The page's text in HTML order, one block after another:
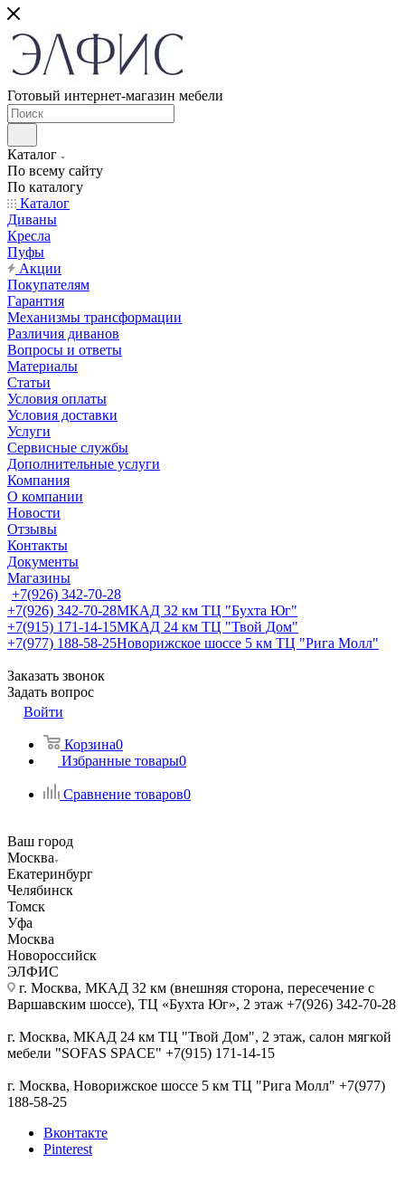
Готовый интернет-магазин мебели
Каталог
По всему сайту
По каталогу
Каталог
Диваны
Кресла
Пуфы
Акции
Покупателям
Гарантия
Механизмы трансформации
Различия диванов
Вопросы и ответы
Материалы
Статьи
Условия оплаты
Условия доставки
Услуги
Сервисные службы
Дополнительные услуги
Компания
О компании
Новости
Отзывы
Контакты
Документы
Магазины
+7(926) 342-70-28
+7(926) 342-70-28МКАД 32 км ТЦ "Бухта Юг"
+7(915) 171-14-15МКАД 24 км ТЦ "Твой Дом"
+7(977) 188-58-25Новорижское шоссе 5 км ТЦ "Рига Молл"
Заказать звонок
Задать вопрос
Войти
Корзина0
Избранные товары0
Сравнение товаров0
Ваш город
Москва
Екатеринбург
Челябинск
Томск
Уфа
Москва
Новороссийск
ЭЛФИС
г. Москва, МКАД 32 км (внешняя сторона, пересечение с
Варшавским шоссе), ТЦ «Бухта Юг», 2 этаж +7(926) 342-70-28
г. Москва, МКАД 24 км ТЦ "Твой Дом", 2 этаж, салон мягкой
мебели "SOFAS SPACE" +7(915) 171-14-15
г. Москва, Новорижское шоссе 5 км ТЦ "Рига Молл" +7(977)
188-58-25
Вконтакте
Pinterest